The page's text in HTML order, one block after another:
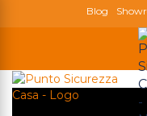
Blog